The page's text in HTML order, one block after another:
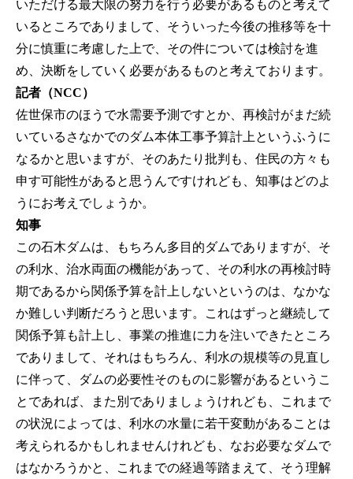
いただける最大限の努力を行う必要があるものと考えて
いるところでありまして、そういった今後の推移等を十
分に慎重に考慮した上で、その件については検討を進
め、決断をしていく必要があるものと考えております。
記者（NCC）
佐世保市のほうで水需要予測ですとか、再検討がまだ続
いているさなかでのダム本体工事予算計上というふうに
なるかと思いますが、そのあたり批判も、住民の方々も
申す可能性があると思うんですけれども、知事はどのよ
うにお考えでしょうか。
知事
この石木ダムは、もちろん多目的ダムでありますが、そ
の利水、治水両面の機能があって、その利水の再検討時
期であるから関係予算を計上しないというのは、なかな
か難しい判断だろうと思います。これはずっと継続して
関係予算も計上し、事業の推進に力を注いできたところ
でありまして、それはもちろん、利水の規模等の見直し
に伴って、ダムの必要性そのものに影響があるというこ
とであれば、また別でありましょうけれども、これまで
の状況によっては、利水の水量に若干変動があることは
考えられるかもしれませんけれども、なお必要なダムで
はなかろうかと、これまでの経過等踏まえて、そう理解